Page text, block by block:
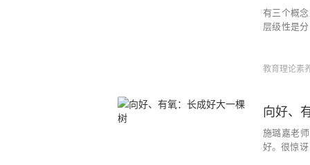
有三个概
层级性是
盘旋的不
教育理论素
向好、
施璐嘉老
好。很惊讶